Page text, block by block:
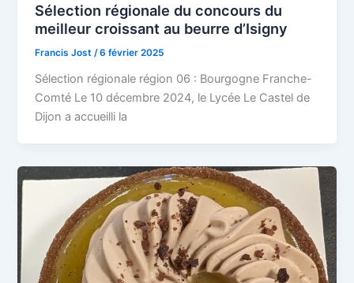
Sélection régionale du concours du
meilleur croissant au beurre d’Isigny
Francis Jost /6 février 2025
Sélection régionale région 06 : Bourgogne Franche-
Comté Le 10 décembre 2024, le Lycée Le Castel de
Dijon a accueilli la